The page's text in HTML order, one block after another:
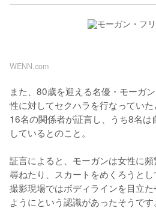
WENN.com
また、80歳を迎える名優・モーガ
性に対してセクハラを行なっていた
16名の関係者が証言し、うち8名は
しているとのこと。
証言によると、モーガンは女性に
尋ねたり、スカートをめくろうとし
撮影現場ではボディラインを目立
ようにという認識があったそうです。